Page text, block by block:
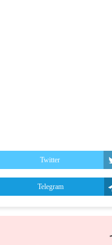
Twitter
Telegram